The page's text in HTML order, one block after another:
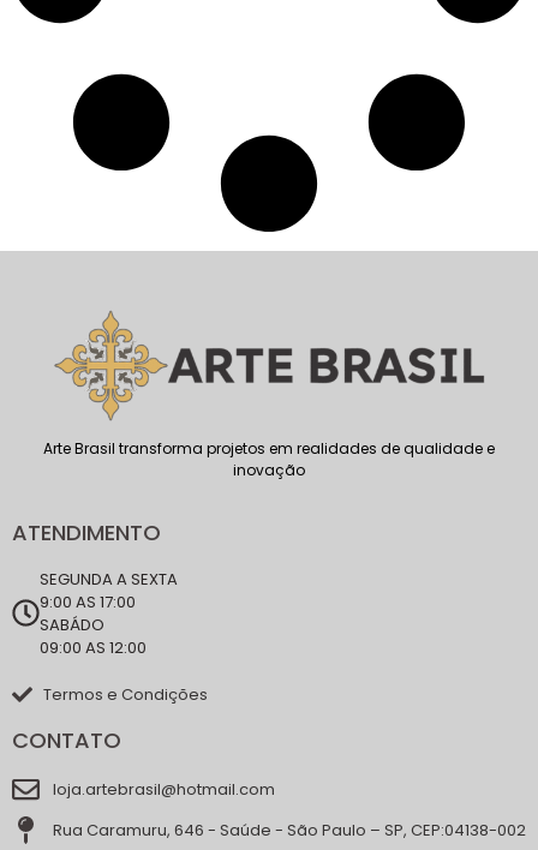
Arte Brasil transforma projetos em realidades de qualidade e
inovação
ATENDIMENTO
SEGUNDA A SEXTA
9:00 AS 17:00
SABÁDO
09:00 AS 12:00
Termos e Condições
CONTATO
loja.artebrasil@hotmail.com
Rua Caramuru, 646 - Saúde - São Paulo – SP, CEP:04138-002